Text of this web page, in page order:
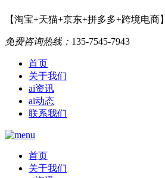
【淘宝+天猫+京东+拼多多+跨境电商】
免费咨询热线： 135-7545-7943
首页
关于我们
ai资讯
ai动态
联系我们
首页
关于我们